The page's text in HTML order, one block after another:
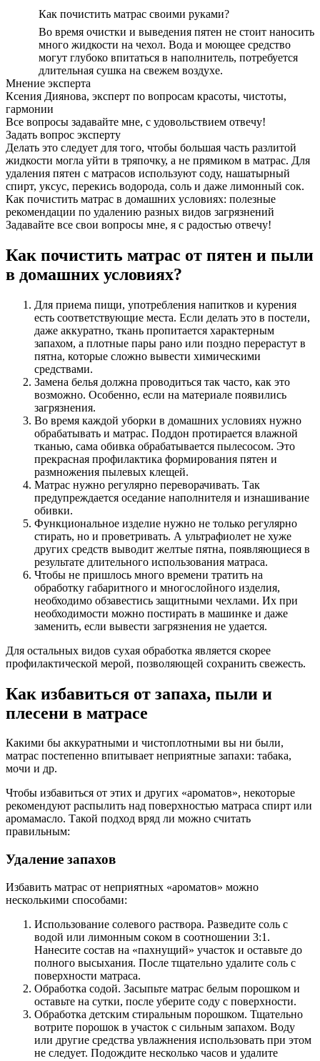
Как почистить матрас своими руками?
Во время очистки и выведения пятен не стоит наносить
много жидкости на чехол. Вода и моющее средство
могут глубоко впитаться в наполнитель, потребуется
длительная сушка на свежем воздухе.
Мнение эксперта
Ксения Диянова, эксперт по вопросам красоты, чистоты,
гармонии
Все вопросы задавайте мне, с удовольствием отвечу!
Задать вопрос эксперту
Делать это следует для того, чтобы большая часть разлитой
жидкости могла уйти в тряпочку, а не прямиком в матрас. Для
удаления пятен с матрасов используют соду, нашатырный
спирт, уксус, перекись водорода, соль и даже лимонный сок.
Как почистить матрас в домашних условиях: полезные
рекомендации по удалению разных видов загрязнений
Задавайте все свои вопросы мне, я с радостью отвечу!
Как почистить матрас от пятен и пыли
в домашних условиях?
Для приема пищи, употребления напитков и курения
есть соответствующие места. Если делать это в постели,
даже аккуратно, ткань пропитается характерным
запахом, а плотные пары рано или поздно перерастут в
пятна, которые сложно вывести химическими
средствами.
Замена белья должна проводиться так часто, как это
возможно. Особенно, если на материале появились
загрязнения.
Во время каждой уборки в домашних условиях нужно
обрабатывать и матрас. Поддон протирается влажной
тканью, сама обивка обрабатывается пылесосом. Это
прекрасная профилактика формирования пятен и
размножения пылевых клещей.
Матрас нужно регулярно переворачивать. Так
предупреждается оседание наполнителя и изнашивание
обивки.
Функциональное изделие нужно не только регулярно
стирать, но и проветривать. А ультрафиолет не хуже
других средств выводит желтые пятна, появляющиеся в
результате длительного использования матраса.
Чтобы не пришлось много времени тратить на
обработку габаритного и многослойного изделия,
необходимо обзавестись защитными чехлами. Их при
необходимости можно постирать в машинке и даже
заменить, если вывести загрязнения не удается.
Для остальных видов сухая обработка является скорее
профилактической мерой, позволяющей сохранить свежесть.
Как избавиться от запаха, пыли и
плесени в матрасе
Какими бы аккуратными и чистоплотными вы ни были,
матрас постепенно впитывает неприятные запахи: табака,
мочи и др.
Чтобы избавиться от этих и других «ароматов», некоторые
рекомендуют распылить над поверхностью матраса спирт или
аромамасло. Такой подход вряд ли можно считать
правильным:
Удаление запахов
Избавить матрас от неприятных «ароматов» можно
несколькими способами:
Использование солевого раствора. Разведите соль с
водой или лимонным соком в соотношении 3:1.
Нанесите состав на «пахнущий» участок и оставьте до
полного высыхания. После тщательно удалите соль с
поверхности матраса.
Обработка содой. Засыпьте матрас белым порошком и
оставьте на сутки, после уберите соду с поверхности.
Обработка детским стиральным порошком. Тщательно
вотрите порошок в участок с сильным запахом. Воду
или другие средства увлажнения использовать при этом
не следует. Подождите несколько часов и удалите